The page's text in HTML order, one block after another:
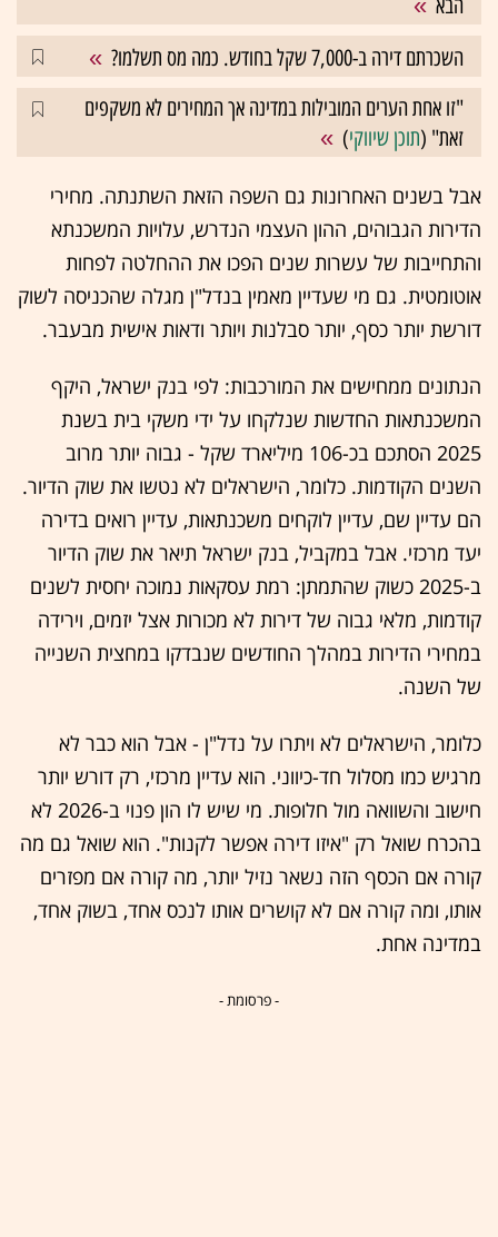
הבא
השכרתם דירה ב-7,000 שקל בחודש. כמה מס תשלמו?
"זו אחת הערים המובילות במדינה אך המחירים לא משקפים
זאת" (תוכן שיווקי)
אבל בשנים האחרונות גם השפה הזאת השתנתה. מחירי
הדירות הגבוהים, ההון העצמי הנדרש, עלויות המשכנתא
והתחייבות של עשרות שנים הפכו את ההחלטה לפחות
אוטומטית. גם מי שעדיין מאמין בנדל"ן מגלה שהכניסה לשוק
דורשת יותר כסף, יותר סבלנות ויותר ודאות אישית מבעבר.
הנתונים ממחישים את המורכבות: לפי בנק ישראל, היקף
המשכנתאות החדשות שנלקחו על ידי משקי בית בשנת
2025 הסתכם בכ-106 מיליארד שקל - גבוה יותר מרוב
השנים הקודמות. כלומר, הישראלים לא נטשו את שוק הדיור.
הם עדיין שם, עדיין לוקחים משכנתאות, עדיין רואים בדירה
יעד מרכזי. אבל במקביל, בנק ישראל תיאר את שוק הדיור
ב-2025 כשוק שהתמתן: רמת עסקאות נמוכה יחסית לשנים
קודמות, מלאי גבוה של דירות לא מכורות אצל יזמים, וירידה
במחירי הדירות במהלך החודשים שנבדקו במחצית השנייה
של השנה.
כלומר, הישראלים לא ויתרו על נדל"ן - אבל הוא כבר לא
מרגיש כמו מסלול חד-כיווני. הוא עדיין מרכזי, רק דורש יותר
חישוב והשוואה מול חלופות. מי שיש לו הון פנוי ב-2026 לא
בהכרח שואל רק "איזו דירה אפשר לקנות". הוא שואל גם מה
קורה אם הכסף הזה נשאר נזיל יותר, מה קורה אם מפזרים
אותו, ומה קורה אם לא קושרים אותו לנכס אחד, בשוק אחד,
במדינה אחת.
- פרסומת -